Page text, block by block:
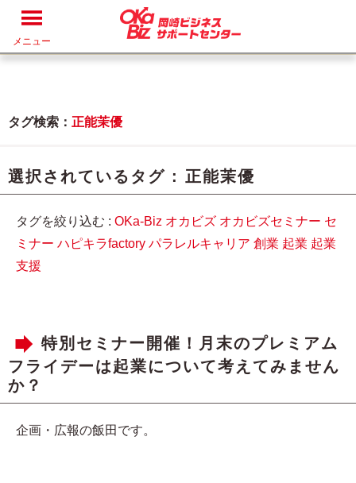
メニュー
タグ検索： 正能茉優
選択されているタグ : 正能茉優
タグを絞り込む : OKa-Biz オカビズ オカビズセミナー セ
ミナー ハピキラfactory パラレルキャリア 創業 起業 起業
支援
特別セミナー開催！月末のプレミアム
フライデーは起業について考えてみません
か？
企画・広報の飯田です。